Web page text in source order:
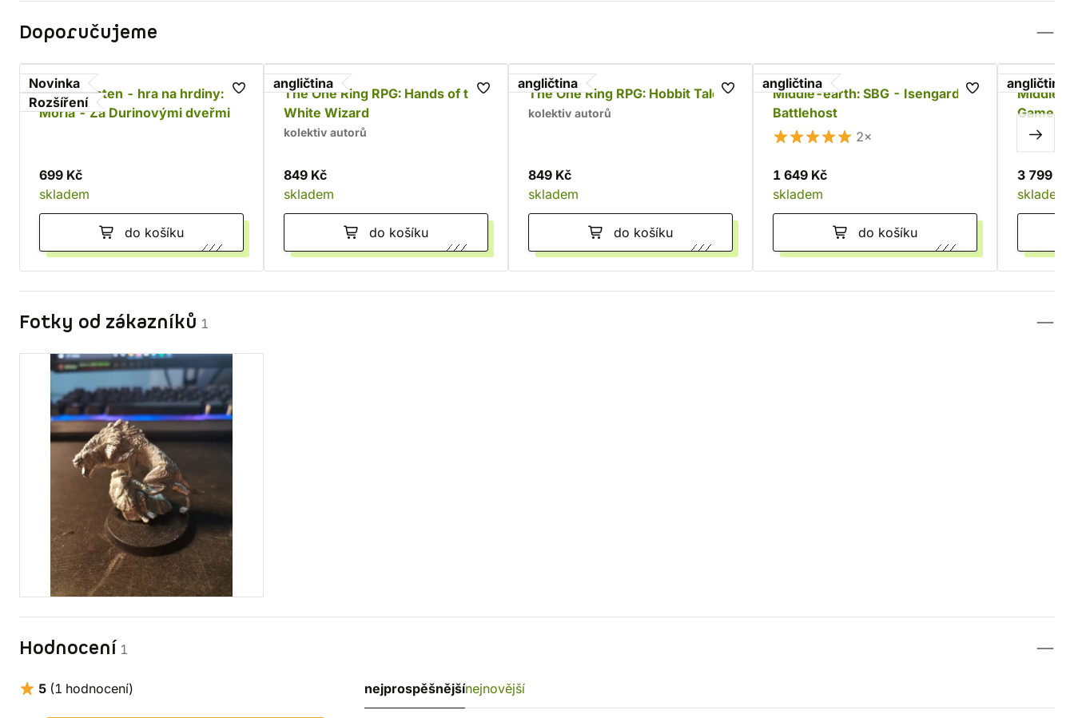
Doporučujeme
Novinka
Rozšíření
Jeden prsten - hra na hrdiny:
Moria - Za Durinovými dveřmi
699 Kč
skladem
do košíku
angličtina
The One Ring RPG: Hands of the
White Wizard
kolektiv autorů
849 Kč
skladem
do košíku
angličtina
The One Ring RPG: Hobbit Tales
kolektiv autorů
849 Kč
skladem
do košíku
angličtina
Middle-earth: SBG - Isengard
Battlehost
2×
1 649 Kč
skladem
do košíku
angličtina
Middle-
Game -
Battle
3 799 Kč
skladem
Fotky od zákazníků 1
Hodnocení 1
5 (1 hodnocení) nejprospěšnějšínejnovější